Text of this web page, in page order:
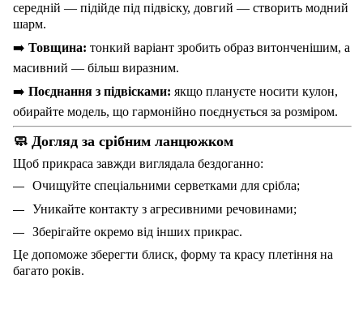
середній — підійде під підвіску, довгий — створить модний
шарм.
➡️ Товщина: тонкий варіант зробить образ витонченішим, а
масивний — більш виразним.
➡️ Поєднання з підвісками: якщо плануєте носити кулон,
обирайте модель, що гармонійно поєднується за розміром.
🧼 Догляд за срібним ланцюжком
Щоб прикраса завжди виглядала бездоганно:
Очищуйте спеціальними серветками для срібла;
Уникайте контакту з агресивними речовинами;
Зберігайте окремо від інших прикрас.
Це допоможе зберегти блиск, форму та красу плетіння на
багато років.